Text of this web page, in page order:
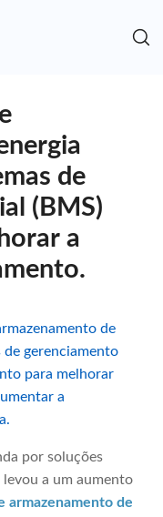
de
(BMS)
a
de
de gerenciamento
para melhorar
a
por soluções
a um aumento
armazenamento de